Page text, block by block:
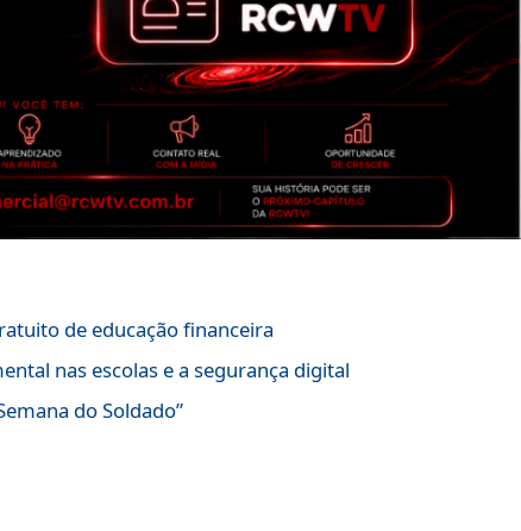
de educação financeira
nas escolas e a segurança digital
do Soldado”